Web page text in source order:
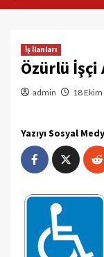
İş İlanları
Özürlü İşçi
admin 18
Yazıyı Sosyal